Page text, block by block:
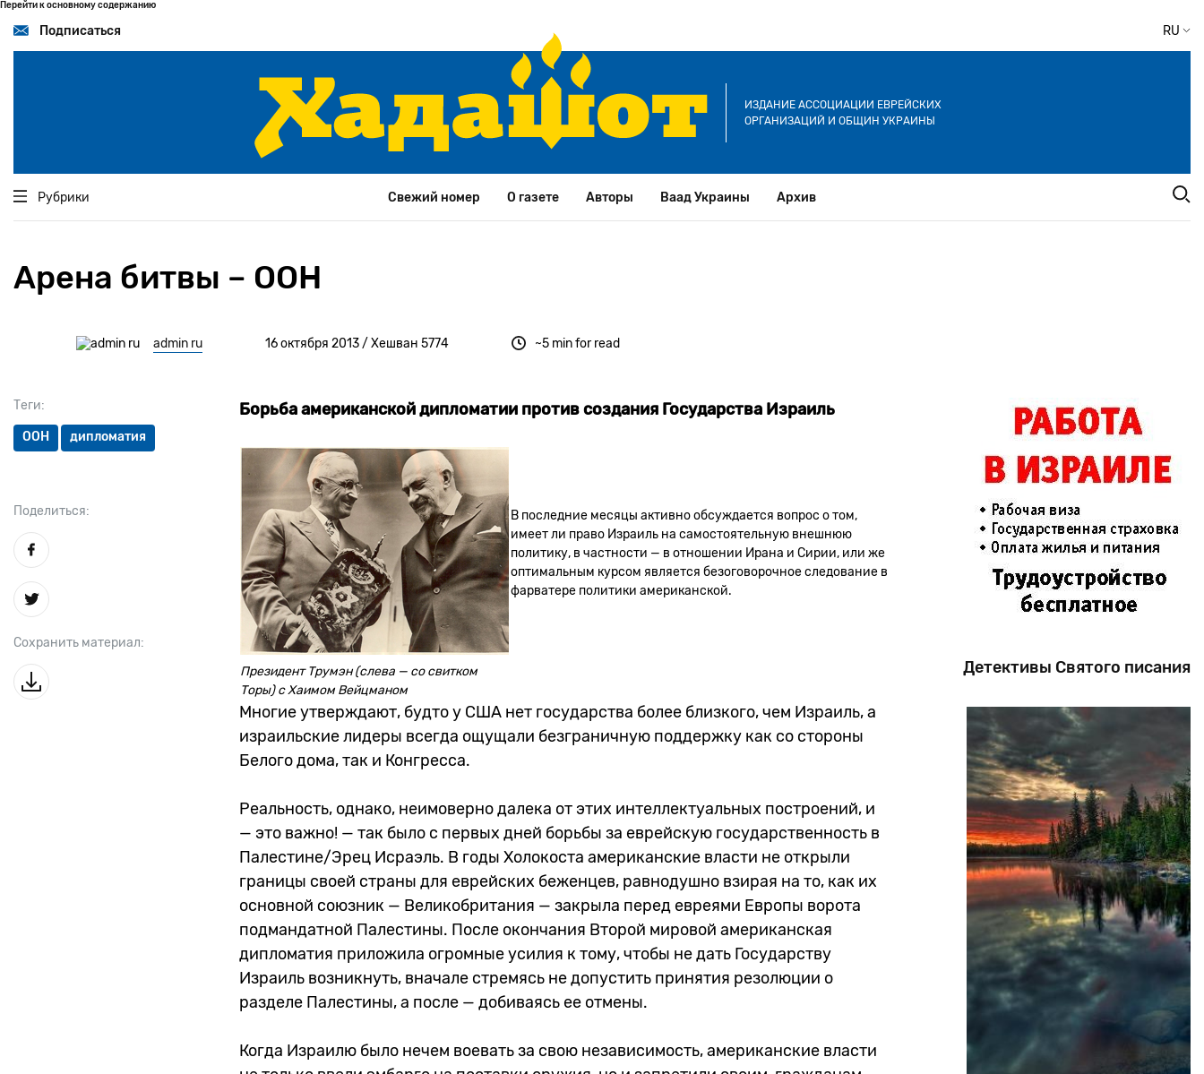
Перейти к основному содержанию
Подписаться RU
ИЗДАНИЕ АССОЦИАЦИИ ЕВРЕЙСКИХ
ОРГАНИЗАЦИЙ И ОБЩИН УКРАИНЫ
Рубрики Свежий номер О газете Авторы Ваад Украины Архив
Арена битвы – ООН
admin ru 16 октября 2013 / Хешван 5774 ~5 min for read
Теги:
ООН дипломатия
Поделиться:
Сохранить материал:
Борьба американской дипломатии против создания Государства Израиль
В последние месяцы активно обсуждается вопрос о том,
имеет ли право Израиль на самостоятельную внешнюю
политику, в частности — в отношении Ирана и Сирии, или же
оптимальным курсом является безоговорочное следование в
фарватере политики американской.
Президент Трумэн (слева — со свитком
Торы) с Хаимом Вейцманом
Многие утверждают, будто у США нет государства более близкого, чем Израиль, а
израильские лидеры всегда ощущали безграничную поддержку как со стороны
Белого дома, так и Конгресса.
Реальность, однако, неимоверно далека от этих интеллектуальных построений, и
— это важно! — так было с первых дней борьбы за еврейскую государственность в
Палестине/Эрец Исраэль. В годы Холокоста американские власти не открыли
границы своей страны для еврейских беженцев, равнодушно взирая на то, как их
основной союзник — Великобритания — закрыла перед евреями Европы ворота
подмандатной Палестины. После окончания Второй мировой американская
дипломатия приложила огромные усилия к тому, чтобы не дать Государству
Израиль возникнуть, вначале стремясь не допустить принятия резолюции о
разделе Палестины, а после — добиваясь ее отмены.
Когда Израилю было нечем воевать за свою независимость, американские власти
Детективы Святого писания